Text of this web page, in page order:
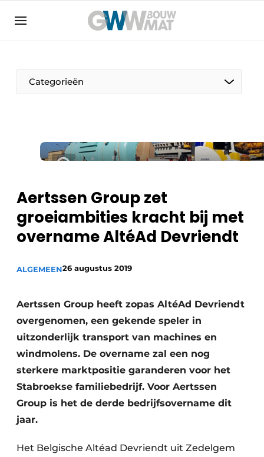
Bedrijven
Contact
Home
Nieuwsbrief
Podcasts
Privacy / Cookie statement
Categorieën
Aertssen Group zet
groeiambities kracht bij met
overname AltéAd Devriendt
ALGEMEEN26 augustus 2019
Aertssen Group heeft zopas AltéAd Devriendt
overgenomen, een gekende speler in
uitzonderlijk transport van machines en
windmolens. De overname zal een nog
sterkere marktpositie garanderen voor het
Stabroekse familiebedrijf. Voor Aertssen
Group is het de derde bedrijfsovername dit
jaar.
Het Belgische Altéad Devriendt uit Zedelgem